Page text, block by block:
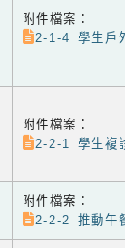
附件檔案：
2-1-4 學生戶
附件檔案：
2-2-1 學生複
附件檔案：
2-2-2 推動午